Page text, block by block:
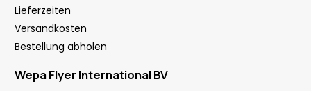
Lieferzeiten
Versandkosten
Bestellung abholen
Wepa Flyer International BV